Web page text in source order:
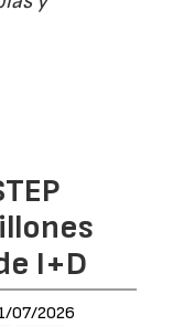
I+D
07/2026